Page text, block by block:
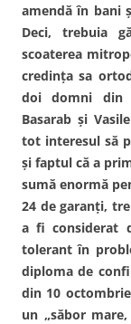
amendă în bani
Deci, trebuia
scoaterea
credinţa sa
doi domni din
Basarab şi
tot interesul să
şi faptul că a
sumă enormă
24 de garanţi,
a fi considerat
tolerant în
diploma de
din 10
un „săbor